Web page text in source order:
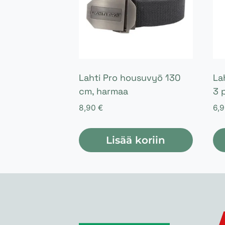
Lahti Pro housuvyö 130
cm, harmaa
8,90 €
Lisää koriin
3